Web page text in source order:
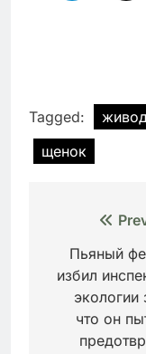
Tagged:
щенок
по
записям
Пьяный
избил
экологии
что он